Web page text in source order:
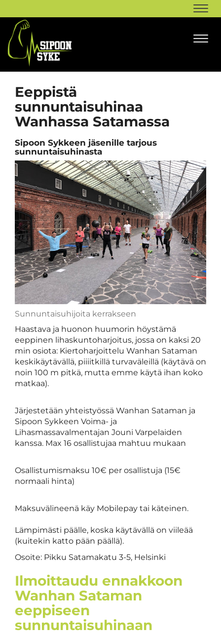
Eeppistä
sunnuntaisuhinaa
Wanhassa Satamassa
Sipoon Sykkeen jäsenille tarjous
sunnuntaisuhinasta
Sunnuntaisuhijoita kerrakseen
Haastava ja huonon huumorin höystämä
eeppinen lihaskuntoharjoitus, jossa on kaksi 20
min osiota: Kiertoharjoittelu Wanhan Sataman
keskikäytävällä, piiiitkillä turvaväleillä (käytävä on
noin 100 m pitkä, mutta emme käytä ihan koko
matkaa).
Järjestetään yhteistyössä Wanhan Sataman ja
Sipoon Sykkeen Voima- ja
Lihasmassavalmentajan Jouni Varpelaiden
kanssa. Max 16 osallistujaa mahtuu mukaan
Osallistumismaksu 10€ per osallistuja (15€
normaali hinta)
Maksuvälineenä käy Mobilepay tai käteinen.
Lämpimästi päälle, koska käytävällä on viileää
(kuitekin katto pään päällä).
Osoite: Pikku Satamakatu 3-5, Helsinki
Ilmoittaudu ennakkoon
Wanhan Sataman
eeppiseen
sunnuntaisuhinaan